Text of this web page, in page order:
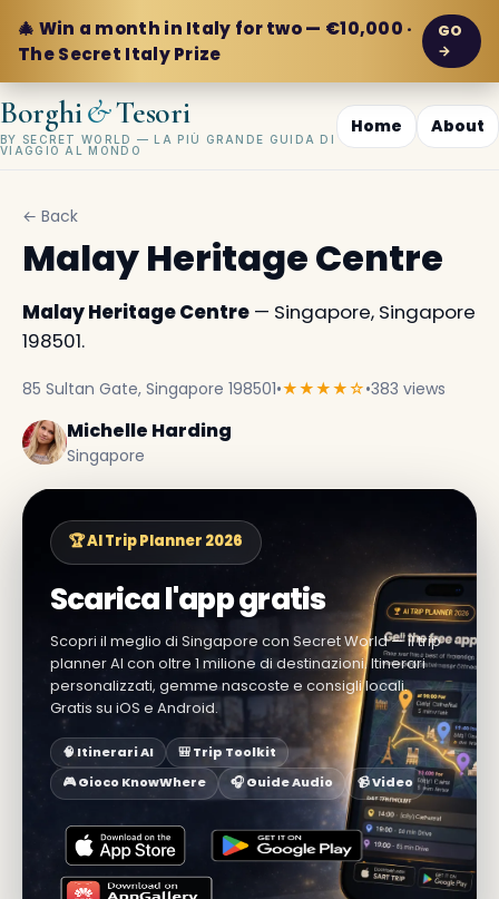
🎄 Win a month in Italy for two — €10,000 ·
The Secret Italy Prize
GO
→
Borghi&Tesori
BY SECRET WORLD — LA PIÙ GRANDE GUIDA DI
VIAGGIO AL MONDO
Home About
← Back
Malay Heritage Centre
Malay Heritage Centre — Singapore, Singapore
198501.
85 Sultan Gate, Singapore 198501•★★★★☆•383 views
Michelle Harding
Singapore
🏆 AI Trip Planner 2026
Scarica l'app gratis
Scopri il meglio di Singapore con Secret World — il trip
planner AI con oltre 1 milione di destinazioni. Itinerari
personalizzati, gemme nascoste e consigli locali.
Gratis su iOS e Android.
🧠 Itinerari AI
🎒 Trip Toolkit
🎮 Gioco KnowWhere
🎧 Guide Audio 📹 Video